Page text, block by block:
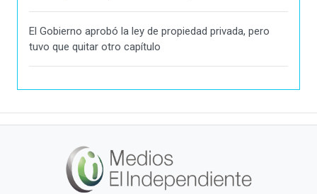
El Gobierno aprobó la ley de propiedad privada, pero
tuvo que quitar otro capítulo